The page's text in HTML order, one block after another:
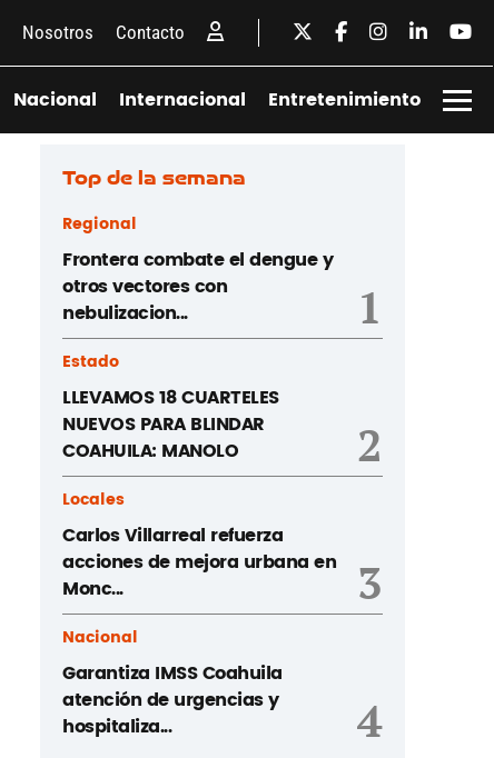
Nosotros Contacto
Nacional Internacional Entretenimiento
Top de la semana
Regional
Frontera combate el dengue y
otros vectores con
nebulizacion...
1
Estado
LLEVAMOS 18 CUARTELES
NUEVOS PARA BLINDAR
COAHUILA: MANOLO
2
Locales
Carlos Villarreal refuerza
acciones de mejora urbana en
Monc...
3
Nacional
Garantiza IMSS Coahuila
atención de urgencias y
hospitaliza...
4